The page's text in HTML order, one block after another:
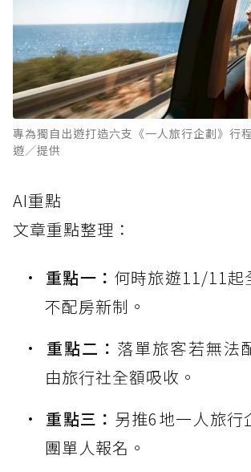
專為獨自出遊打造六支《一人旅行企劃》
遊／提供
AI重點
文章重點整理：
重點一： 何時旅遊11/11起
不配房新制。
重點二： 落單旅客若無法
由旅行社全額吸收。
重點三： 另推6地一人旅行
團單人報名。